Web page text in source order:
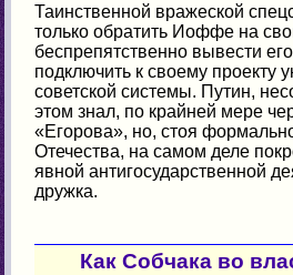
Таинственной вражеской
только обратить Иоффе на
беспрепятственно вывести
подключить к своему проекту
советской системы. Путин,
этом знал, по крайней мере
«Егорова», но, стоя
Отечества, на самом деле
явной антигосударственной
дружка.
Как Собчака во